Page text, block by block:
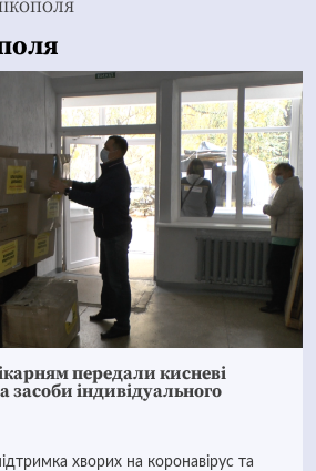
передали кисневі
засоби індивідуального
хворих на коронавірус та